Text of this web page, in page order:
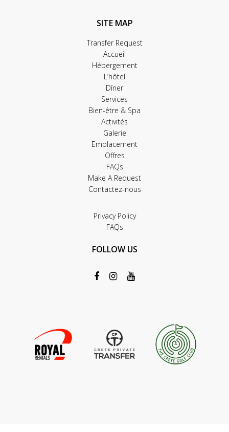
SITE MAP
Transfer Request
Accueil
Hébergement
L’hôtel
Dîner
Services
Bien-être & Spa
Activités
Galerie
Emplacement
Offres
FAQs
Make A Request
Contactez-nous
Privacy Policy
FAQs
FOLLOW US